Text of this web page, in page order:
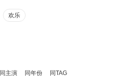
欢乐
同主演 同年份 同TAG